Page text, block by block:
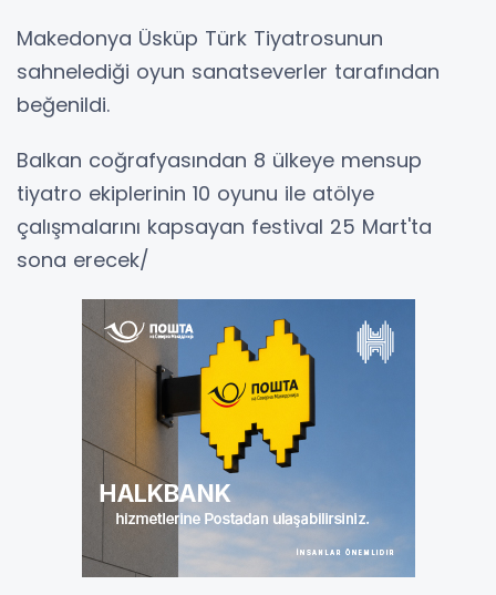
Makedonya Üsküp Türk Tiyatrosunun
sahnelediği oyun sanatseverler tarafından
beğenildi.
Balkan coğrafyasından 8 ülkeye mensup
tiyatro ekiplerinin 10 oyunu ile atölye
çalışmalarını kapsayan festival 25 Mart'ta
sona erecek/